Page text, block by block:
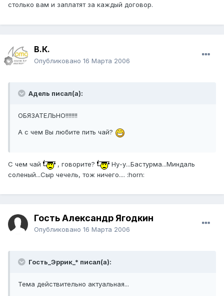
столько вам и заплатят за каждый договор.
В.К.
Опубликовано 16 Марта 2006
Адель писал(а):
ОБЯЗАТЕЛЬНО!!!!!!!!
А с чем Вы любите пить чай?
С чем чай , говорите?
Ну-у...Бастурма...Миндаль
соленый...Сыр чечель, тож ничего.... :horn:
Гость Александр Ягодкин
Опубликовано 16 Марта 2006
Гость_Эррик_* писал(а):
Тема действительно актуальная...